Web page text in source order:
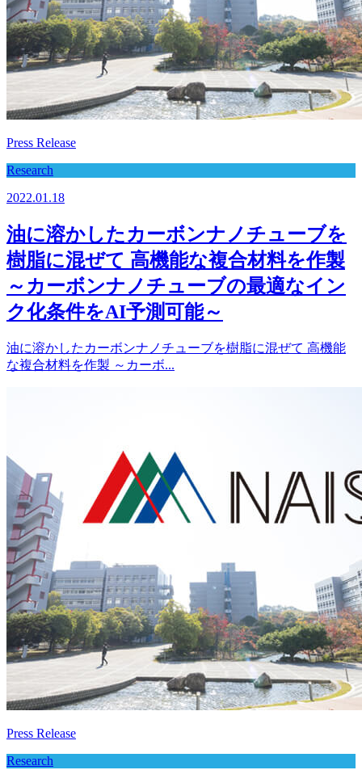
Press Release
Research
2022.01.18
油に溶かしたカーボンナノチューブを
樹脂に混ぜて 高機能な複合材料を作製
～カーボンナノチューブの最適なイン
ク化条件をAI予測可能～
油に溶かしたカーボンナノチューブを樹脂に混ぜて 高機能
な複合材料を作製 ～カーボ...
Press Release
Research